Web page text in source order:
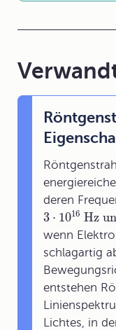
deren
3 ⋅ 1016 Hz
wenn
schlagartig
entstehen
Lichtes, in